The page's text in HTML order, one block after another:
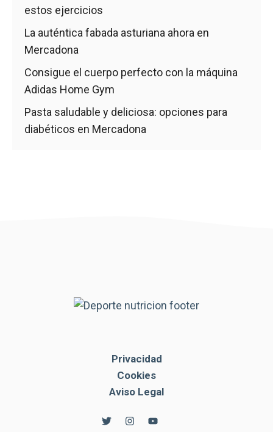
estos ejercicios
La auténtica fabada asturiana ahora en
Mercadona
Consigue el cuerpo perfecto con la máquina
Adidas Home Gym
Pasta saludable y deliciosa: opciones para
diabéticos en Mercadona
Privacidad
Cookies
Aviso Legal